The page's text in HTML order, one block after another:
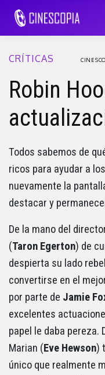
CRÍTICAS
Robin
Todos sabemos de
ricos para ayudar a
nuevamente la
destacar y
De la mano del
(Taron Egerton) de
despierta su lado
convertirse en el
por parte de Jamie
excelentes
papel le daba pereza.
Marian (Eve Hewson)
único que realmente